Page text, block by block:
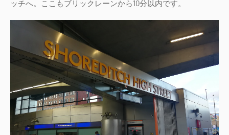
ッチへ。ここもブリックレーンから10分以内です。